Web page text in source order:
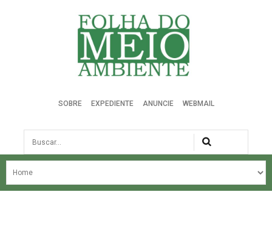
Folha do Meio Ambiente
SOBRE EXPEDIENTE ANUNCIE WEBMAIL
Busca
NOSSA HISTÓRIA